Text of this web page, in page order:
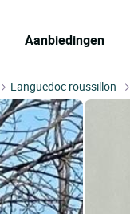
Aanbiedingen
Languedoc roussillon